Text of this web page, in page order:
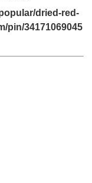
dried-red-
pin/34171069045